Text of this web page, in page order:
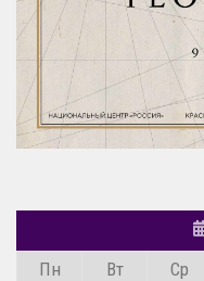
Пн
Вт Ср